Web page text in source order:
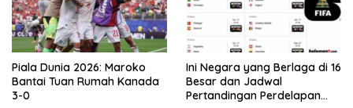
Piala Dunia 2026: Maroko
Bantai Tuan Rumah Kanada
3-0
Ini Negara yang Berlaga di 16
Besar dan Jadwal
Pertandingan Perdelapan